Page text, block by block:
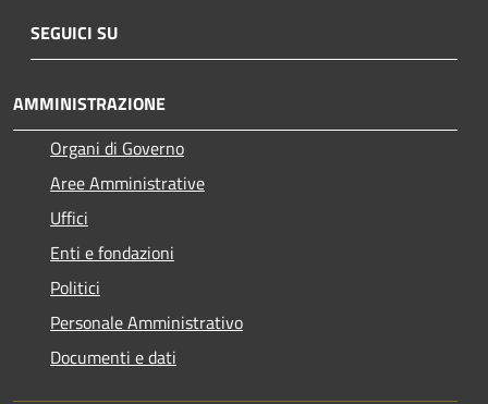
SEGUICI SU
AMMINISTRAZIONE
Organi di Governo
Aree Amministrative
Uffici
Enti e fondazioni
Politici
Personale Amministrativo
Documenti e dati